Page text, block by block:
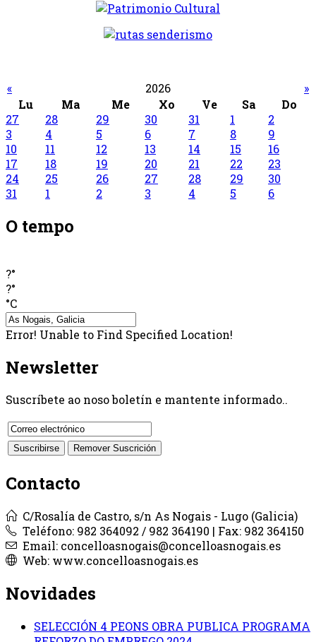
« 2026
»
Lu
Ma Me Xo Ve Sa
Do
27
28 29 30 31 1
2
3
4 5 6 7 8
9
10
11 12 13 14 15
16
17
18 19 20 21 22
23
24
25 26 27 28 29
30
31
1 2 3 4 5 6
O tempo
?°
?°
°C
Error! Unable to Find Specified Location!
Newsletter
Suscríbete ao noso boletín e mantente informado..
Contacto
C/Rosalía de Castro, s/n As Nogais - Lugo (Galicia)
Teléfono: 982 364092 / 982 364190 | Fax: 982 364150
Email: concelloasnogais@concelloasnogais.es
Web: www.concelloasnogais.es
Novidades
SELECCIÓN 4 PEONS OBRA PUBLICA PROGRAMA